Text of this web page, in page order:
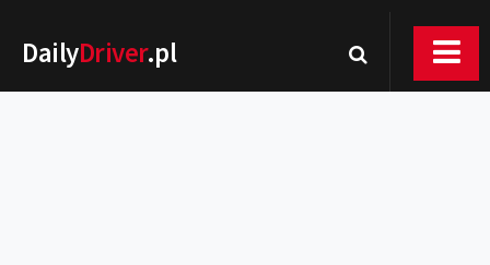
DailyDriver.pl